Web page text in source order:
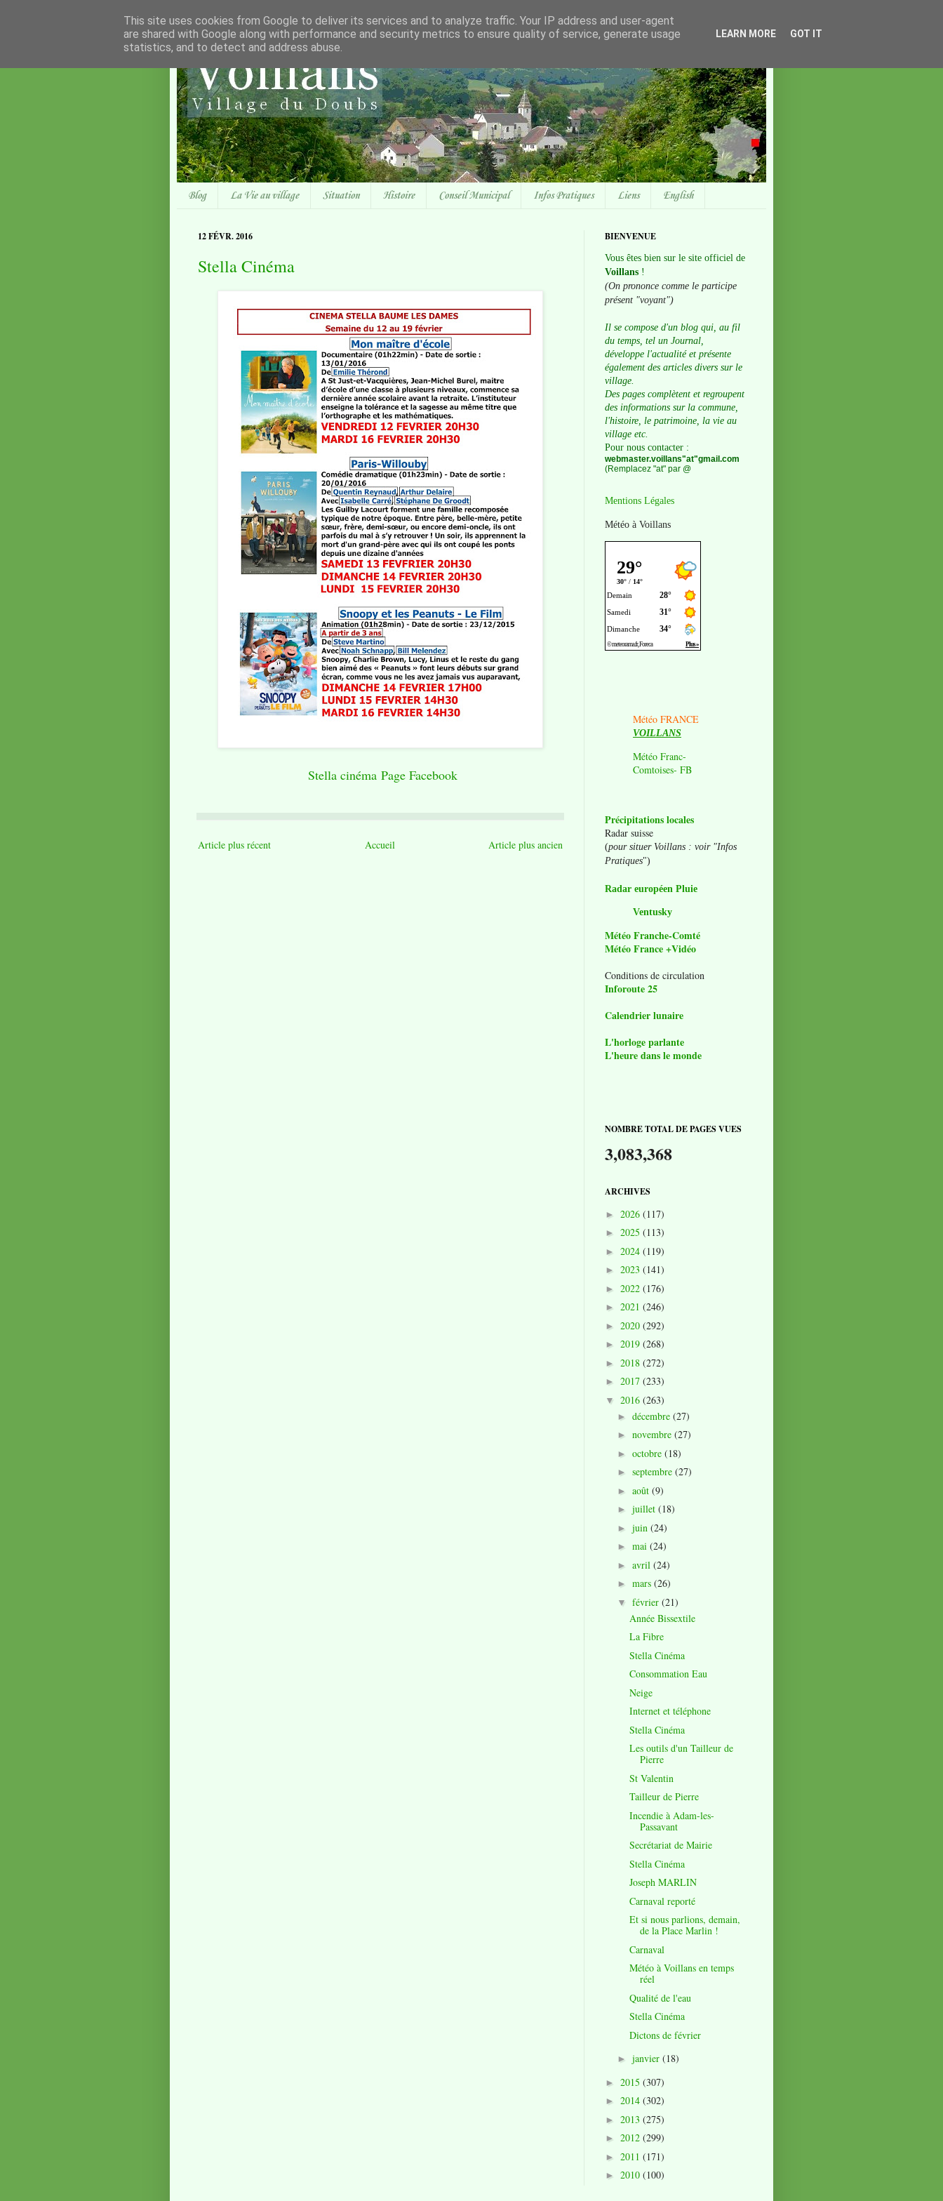
Blog La Vie au village Situation Histoire Conseil Municipal Infos Pratiques Liens English
12 FÉVR. 2016
Stella Cinéma
Stella cinéma Page Facebook
Article plus récent Article plus ancien
Accueil
BIENVENUE
Vous êtes bien sur le site officiel de
Voillans !
(On prononce comme le participe
présent "voyant")
Il se compose d'un blog qui, au fil
du temps, tel un Journal,
développe l'actualité et présente
également des articles divers sur le
village.
Des pages complètent et regroupent
des informations sur la commune,
l'histoire, le patrimoine, la vie au
village etc.
Pour nous contacter :
webmaster.voillans"at"gmail.com
(Remplacez "at" par @
Mentions Légales
Météo à Voillans
Météo FRANCE
VOILLANS
Météo Franc-
Comtoises- FB
Précipitations locales
Radar suisse
(pour situer Voillans : voir "Infos
Pratiques")
Radar européen Pluie
Ventusky
Météo Franche-Comté
Météo France +Vidéo
Conditions de circulation
Inforoute 25
Calendrier lunaire
L'horloge parlante
L'heure dans le monde
NOMBRE TOTAL DE PAGES VUES
3,083,368
ARCHIVES
► 2026 (117)
► 2025 (113)
► 2024 (119)
► 2023 (141)
► 2022 (176)
► 2021 (246)
► 2020 (292)
► 2019 (268)
► 2018 (272)
► 2017 (233)
▼ 2016 (263)
► décembre (27)
► novembre (27)
► octobre (18)
► septembre (27)
► août (9)
► juillet (18)
► juin (24)
► mai (24)
► avril (24)
► mars (26)
▼ février (21)
Année Bissextile
La Fibre
Stella Cinéma
Consommation Eau
Neige
Internet et téléphone
Stella Cinéma
Les outils d'un Tailleur de
Pierre
St Valentin
Tailleur de Pierre
Incendie à Adam-les-
Passavant
Secrétariat de Mairie
Stella Cinéma
Joseph MARLIN
Carnaval reporté
Et si nous parlions, demain,
de la Place Marlin !
Carnaval
Météo à Voillans en temps
réel
Qualité de l'eau
Stella Cinéma
Dictons de février
► janvier (18)
► 2015 (307)
► 2014 (302)
► 2013 (275)
► 2012 (299)
► 2011 (171)
► 2010 (100)
This site uses cookies from Google to deliver its services and to analyze traffic. Your IP address and user-agent
are shared with Google along with performance and security metrics to ensure quality of service, generate usage
statistics, and to detect and address abuse.
LEARN MORE GOT IT